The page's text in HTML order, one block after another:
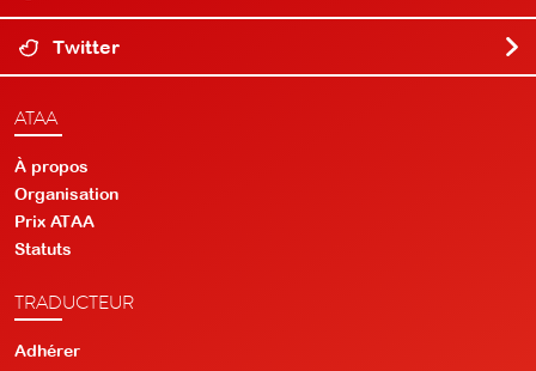
Twitter
ATAA
À propos
Organisation
Prix ATAA
Statuts
TRADUCTEUR
Adhérer